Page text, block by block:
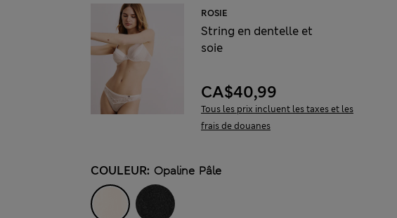
ROSIE
String en dentelle et
soie
CA$40,99
Tous les prix incluent les taxes et les
frais de douanes
COULEUR: Opaline Pâle